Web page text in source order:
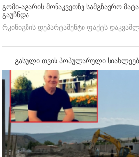
გომი-აგარის მონაკვეთზე სამგზავრო
გაუჩნდა
რკინიგზის დეპარტამენტი ფაქტს
გასული თვის პოპულარული